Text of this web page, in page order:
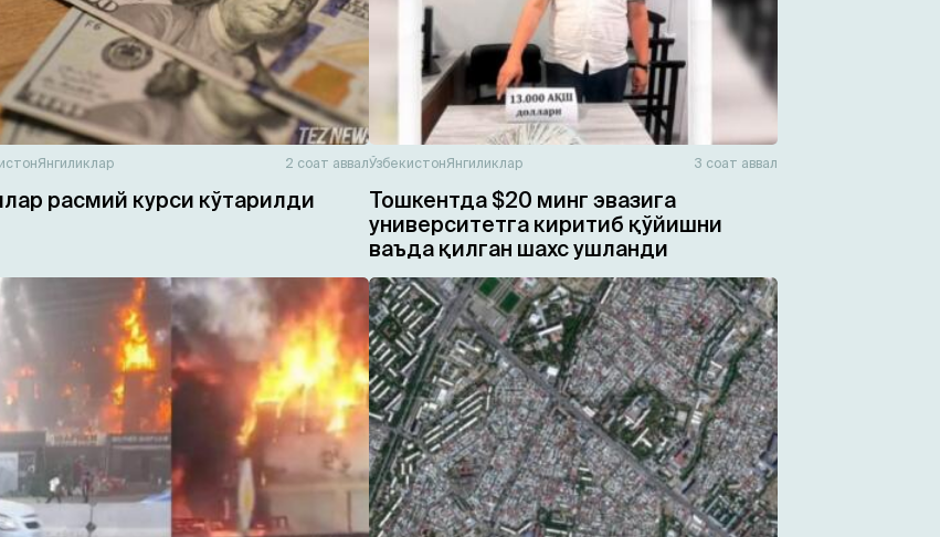
Янгиликлар 2 соат аввал
расмий курси кўтарилди
ЎзбекистонЯнгиликлар 3 соат аввал
Тошкентда $20 минг эвазига
университетга киритиб қўйишни
ваъда қилган шахс ушланди